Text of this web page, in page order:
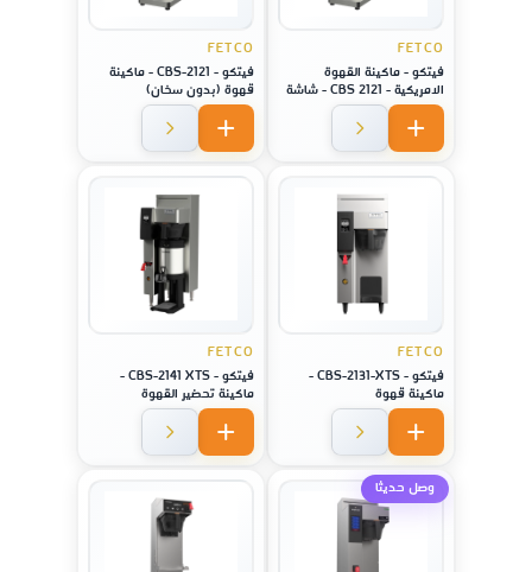
FETCO
فيتكو - ماكينة القهوة
الامريكية - 2121 CBS - شاشة
ديجتال مع سطح تسخين
FETCO
فيتكو - CBS-2121 - ماكينة
قهوة (بدون سخان)
FETCO
فيتكو - CBS-2131-XTS -
ماكينة قهوة
FETCO
فيتكو - CBS-2141 XTS -
ماكينة تحضير القهوة
وصل حديثا